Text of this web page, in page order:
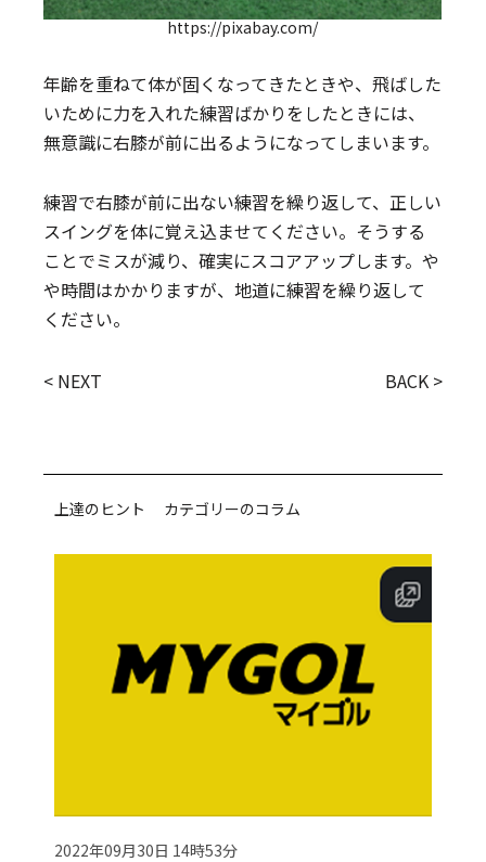
https://pixabay.com/
年齢を重ねて体が固くなってきたときや、飛ばした
いために力を入れた練習ばかりをしたときには、
無意識に右膝が前に出るようになってしまいます。
練習で右膝が前に出ない練習を繰り返して、正しい
スイングを体に覚え込ませてください。そうする
ことでミスが減り、確実にスコアアップします。や
や時間はかかりますが、地道に練習を繰り返して
ください。
< NEXT BACK >
上達のヒント カテゴリーのコラム
2022年09月30日 14時53分